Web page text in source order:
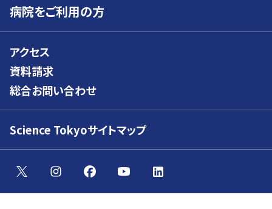
病院をご利用の方
アクセス
資料請求
総合お問い合わせ
Science Tokyoサイトマップ